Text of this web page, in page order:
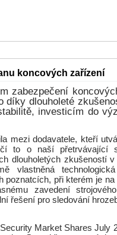
koncových zařízení
zabezpečení
díky dlouholeté
investicím do
mezi dodavatele, kteří
to o naší přetrvávající
dlouholetých zkušeností
vlastněná
poznatcích, při kterém je
zavedení
řešení pro sledování
Market Shares July